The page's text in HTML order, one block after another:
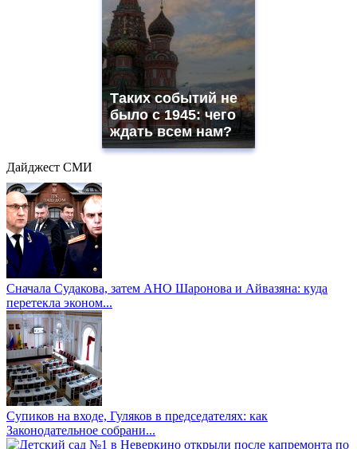
Таких событий не
было с 1945: чего
ждать всем нам?
Дайджест СМИ
Сначала Судакова, затем АНО Шаронова и Айвазяна: куда
перетекла эконом...
Супиков на входе, Гуляков в председателях: как
Законодательное собрани...